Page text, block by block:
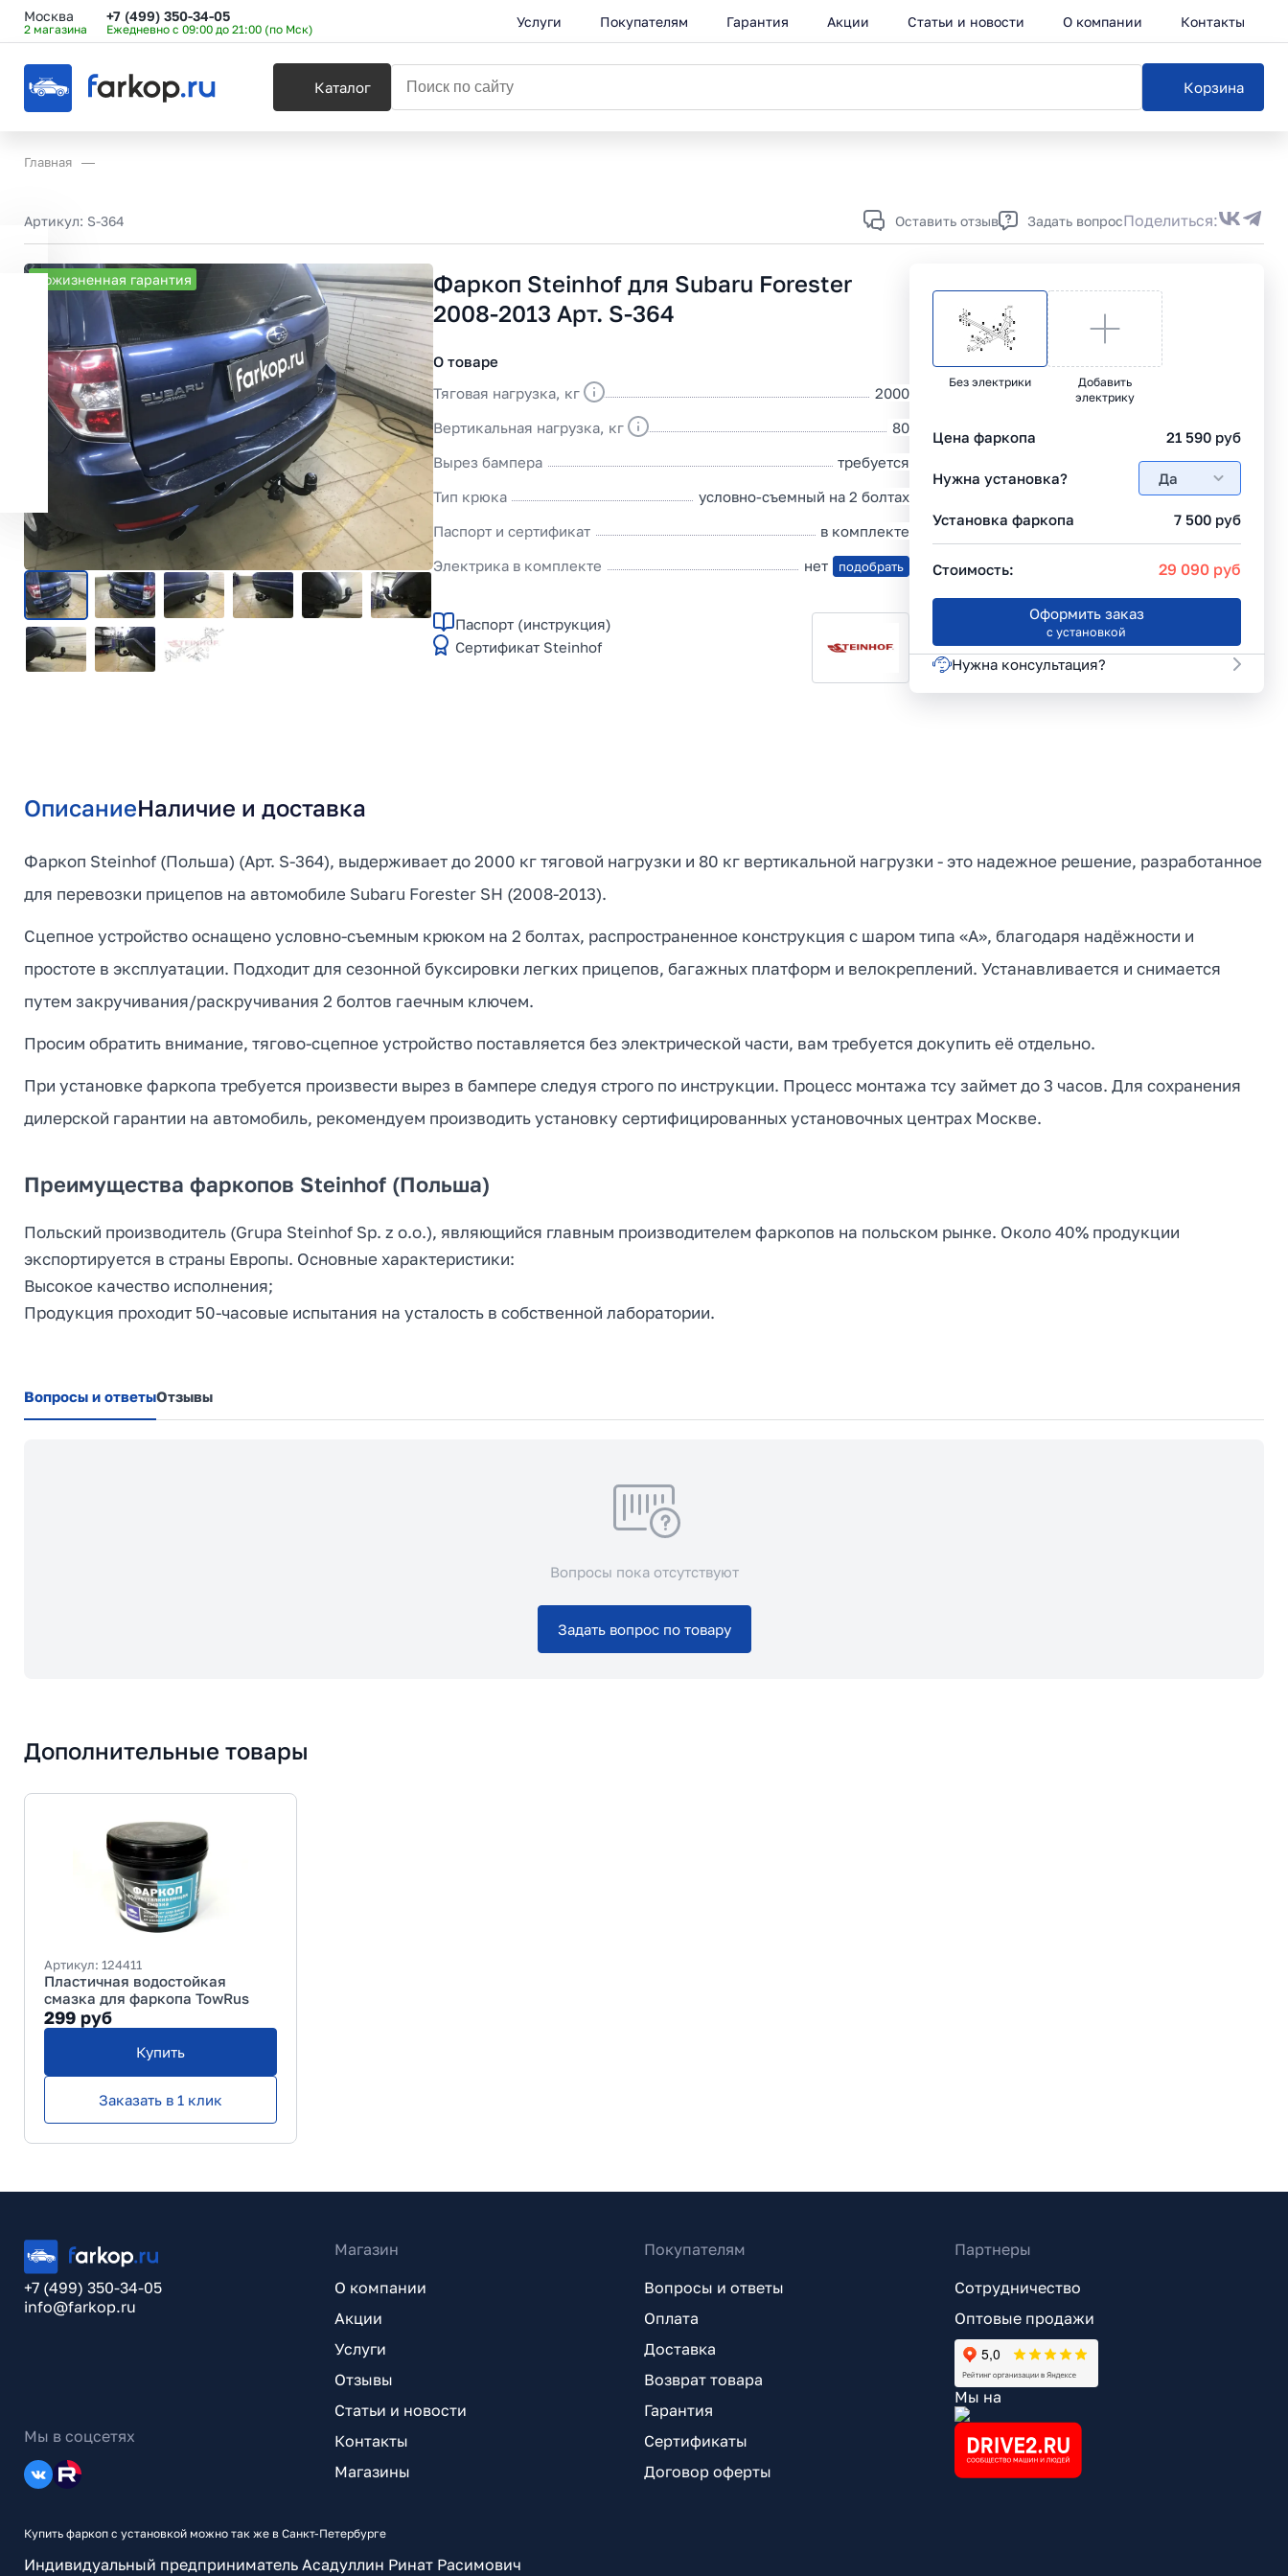
Москва
2 магазина
+7 (499) 350-34-05
Ежедневно с 09:00 до 21:00 (по Мск) Услуги Покупателям Гарантия Акции Статьи и новости О компании Контакты
Каталог Корзина
Главная
Артикул: S-364 Оставить отзыв Задать вопросПоделиться:
Пожизненная гарантия
Фаркоп Steinhof для Subaru Forester
2008-2013 Арт. S-364
О товаре
Тяговая нагрузка, кг
2000
Вертикальная нагрузка, кг
80
Вырез бампера
требуется
Тип крюка
условно-съемный на 2 болтах
Паспорт и сертификат
в комплекте
Электрика в комплекте
нет подобрать
Паспорт (инструкция)
Сертификат Steinhof
Без электрики
Добавить
электрику
Цена фаркопа 21 590руб
Нужна установка? Да
Установка фаркопа 7 500 руб
Стоимость: 29 090руб
Оформить заказ
с установкой
Нужна консультация?
ОписаниеНаличие и доставка
Фаркоп Steinhof (Польша) (Арт. S-364), выдерживает до 2000 кг тяговой нагрузки и 80 кг вертикальной нагрузки - это надежное решение, разработанное
для перевозки прицепов на автомобиле Subaru Forester SH (2008-2013).
Сцепное устройство оснащено условно-съемным крюком на 2 болтах, распространенное конструкция с шаром типа «А», благодаря надёжности и
простоте в эксплуатации. Подходит для сезонной буксировки легких прицепов, багажных платформ и велокреплений. Устанавливается и снимается
путем закручивания/раскручивания 2 болтов гаечным ключем.
Просим обратить внимание, тягово-сцепное устройство поставляется без электрической части, вам требуется докупить её отдельно.
При установке фаркопа требуется произвести вырез в бампере следуя строго по инструкции. Процесс монтажа тсу займет до 3 часов. Для сохранения
дилерской гарантии на автомобиль, рекомендуем производить установку сертифицированных установочных центрах Москве.
Преимущества фаркопов Steinhof (Польша)
Польский производитель (Grupa Steinhof Sp. z o.o.), являющийся главным производителем фаркопов на польском рынке. Около 40% продукции
экспортируется в страны Европы. Основные характеристики:
Высокое качество исполнения;
Продукция проходит 50-часовые испытания на усталость в собственной лаборатории.
Вопросы и ответыОтзывы
Вопросы пока отсутствуют
Задать вопрос по товару
Дополнительные товары
Артикул: 124411
Пластичная водостойкая
смазка для фаркопа TowRus
299 руб
Купить
Заказать в 1 клик
+7 (499) 350-34-05
info@farkop.ru
Мы в соцсетях
Магазин
О компании
Акции
Услуги
Отзывы
Статьи и новости
Контакты
Магазины
Покупателям
Вопросы и ответы
Оплата
Доставка
Возврат товара
Гарантия
Сертификаты
Договор оферты
Партнеры
Сотрудничество
Оптовые продажи
Мы на
Купить фаркоп с установкой можно так же в Санкт-Петербурге
Индивидуальный предприниматель Асадуллин Ринат Расимович